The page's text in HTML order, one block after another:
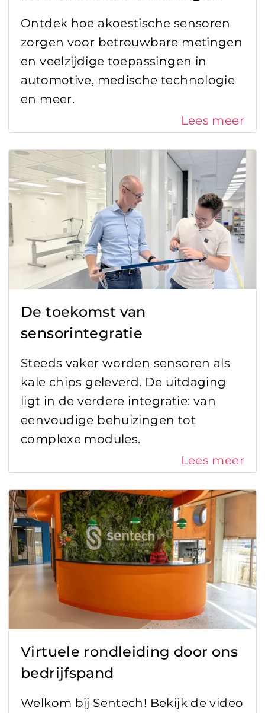
Ontdek hoe akoestische sensoren
zorgen voor betrouwbare metingen
en veelzijdige toepassingen in
automotive, medische technologie
en meer.
Lees meer
De toekomst van
sensorintegratie
Steeds vaker worden sensoren als
kale chips geleverd. De uitdaging
ligt in de verdere integratie: van
eenvoudige behuizingen tot
complexe modules.
Lees meer
Virtuele rondleiding door ons
bedrijfspand
Welkom bij Sentech! Bekijk de video